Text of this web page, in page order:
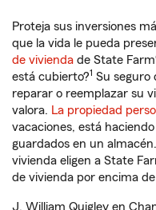
Proteja sus inversiones
que la vida le pueda
de vivienda de State
está cubierto?1 Su seguro
reparar o reemplazar su
valora. La propiedad
vacaciones, está
guardados en un
vivienda eligen a State
de vivienda por encima
J. William Quigley en